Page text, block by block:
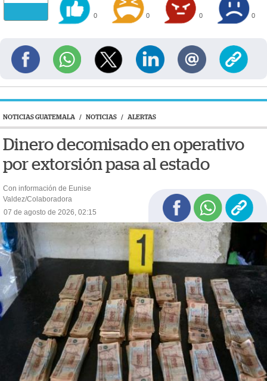
0 0 0 0
NOTICIAS GUATEMALA / NOTICIAS / ALERTAS
Dinero decomisado en operativo
por extorsión pasa al estado
Con información de Eunise
Valdez/Colaboradora
07 de agosto de 2026, 02:15